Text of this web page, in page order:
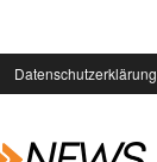
Datenschutzerklärung